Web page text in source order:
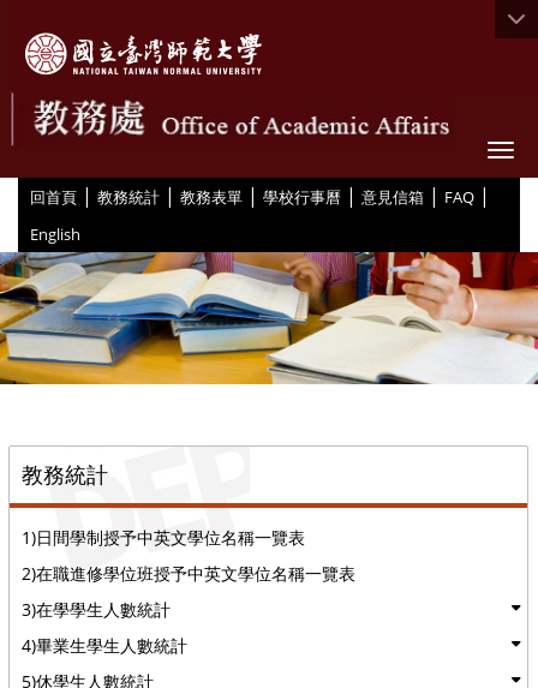
回首頁 | 教務統計 | 教務表單 | 學校行事曆 | 意見信箱 | FAQ |
English
教務統計
1)日間學制授予中英文學位名稱一覽表
2)在職進修學位班授予中英文學位名稱一覽表
3)在學學生人數統計
4)畢業生學生人數統計
5)休學生人數統計